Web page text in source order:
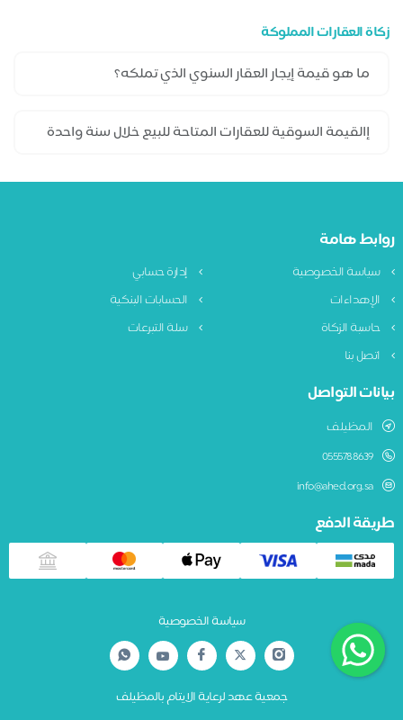
زكاة العقارات المملوكة
روابط هامة
سياسة الخصوصية
إدارة حسابي
الإهداءات
الحسابات البنكية
حاسبة الزكاة
سلة التبرعات
اتصل بنا
بيانات التواصل
المظيلف
0555788639
info@ahed.org.sa
طريقة الدفع
سياسة الخصوصية
جمعية عهد لرعاية الايتام بالمظيلف